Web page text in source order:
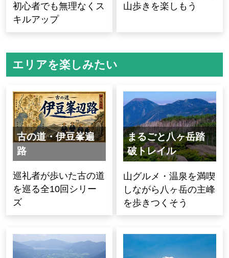
初心者でも無理なくス
キルアップ
山歩きを楽しもう
エリアを楽しみたい
古の道・伊豆峯遍
路
巡礼者が歩いた古の道
を巡る全10回シリー
ズ
まるごと八ヶ岳踏
破トレイル
山グルメ・温泉を満喫
しながら八ヶ岳の主峰
を歩きつくそう